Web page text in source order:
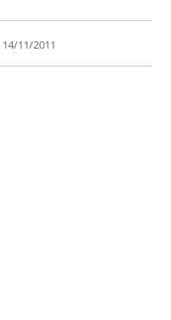
14/11/2011